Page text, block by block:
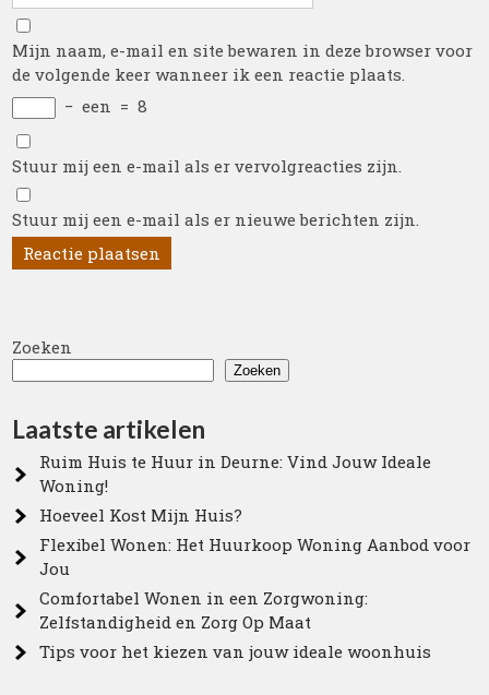
Mijn naam, e-mail en site bewaren in deze browser voor
de volgende keer wanneer ik een reactie plaats.
− een = 8
Stuur mij een e-mail als er vervolgreacties zijn.
Stuur mij een e-mail als er nieuwe berichten zijn.
Zoeken
Zoeken
Laatste artikelen
Ruim Huis te Huur in Deurne: Vind Jouw Ideale
Woning!
Hoeveel Kost Mijn Huis?
Flexibel Wonen: Het Huurkoop Woning Aanbod voor
Jou
Comfortabel Wonen in een Zorgwoning:
Zelfstandigheid en Zorg Op Maat
Tips voor het kiezen van jouw ideale woonhuis